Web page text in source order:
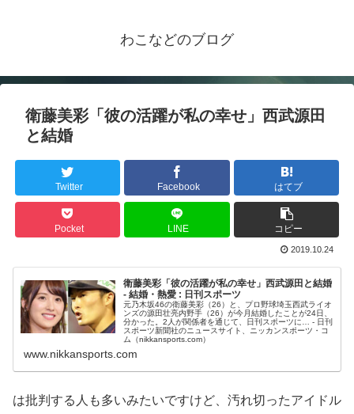
わこなどのブログ
衛藤美彩「彼の活躍が私の幸せ」西武源田
と結婚
Twitter Facebook はてブ
Pocket LINE コピー
2019.10.24
衛藤美彩「彼の活躍が私の幸せ」西武源田と結婚
- 結婚・熱愛 : 日刊スポーツ
元乃木坂46の衛藤美彩（26）と、プロ野球埼玉西武ライオ
ンズの源田壮亮内野手（26）が今月結婚したことが24日、
分かった。2人が関係者を通じて、日刊スポーツに… - 日刊
スポーツ新聞社のニュースサイト、ニッカンスポーツ・コ
ム（nikkansports.com）
www.nikkansports.com
は批判する人も多いみたいですけど、汚れ切ったアイドル